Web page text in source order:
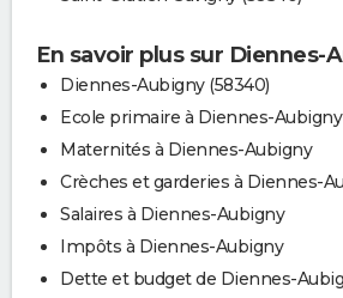
En savoir plus sur Diennes-
Diennes-Aubigny (58340)
Ecole primaire à Diennes-Aubigny
Maternités à Diennes-Aubigny
Crèches et garderies à Diennes-
Salaires à Diennes-Aubigny
Impôts à Diennes-Aubigny
Dette et budget de Diennes-